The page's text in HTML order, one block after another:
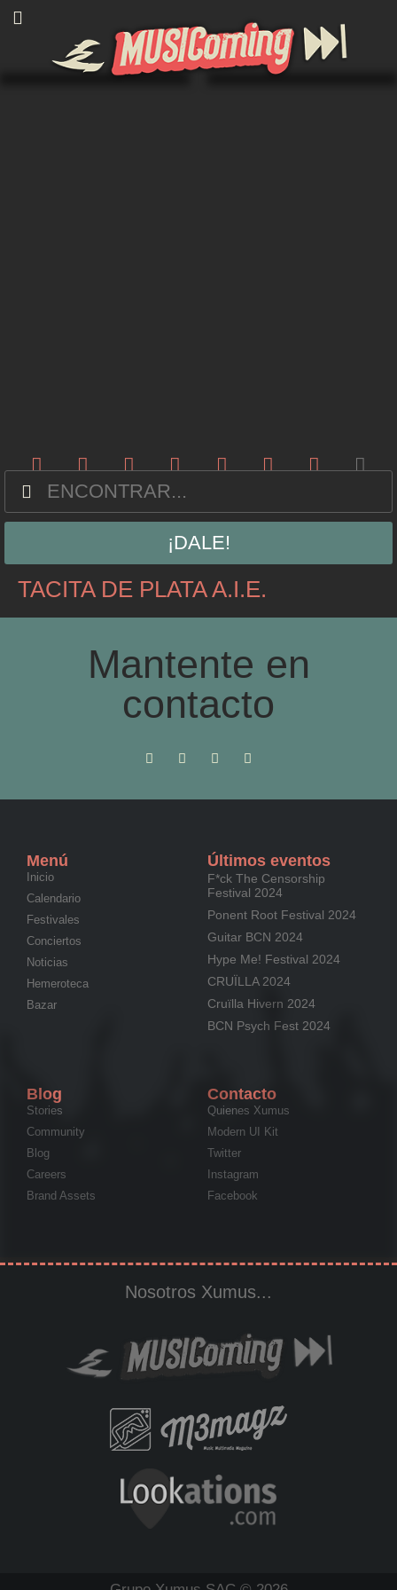
¡DALE!
TACITA DE PLATA A.I.E.
Mantente en
contacto
Menú
Inicio
Calendario
Festivales
Conciertos
Noticias
Hemeroteca
Bazar
Últimos eventos
F*ck The Censorship
Festival 2024
Ponent Root Festival 2024
Guitar BCN 2024
Hype Me! Festival 2024
CRUÏLLA 2024
Cruïlla Hivern 2024
BCN Psych Fest 2024
Blog
Stories
Community
Blog
Careers
Brand Assets
Contacto
Quienes Xumus
Modern UI Kit
Twitter
Instagram
Facebook
Nosotros Xumus...